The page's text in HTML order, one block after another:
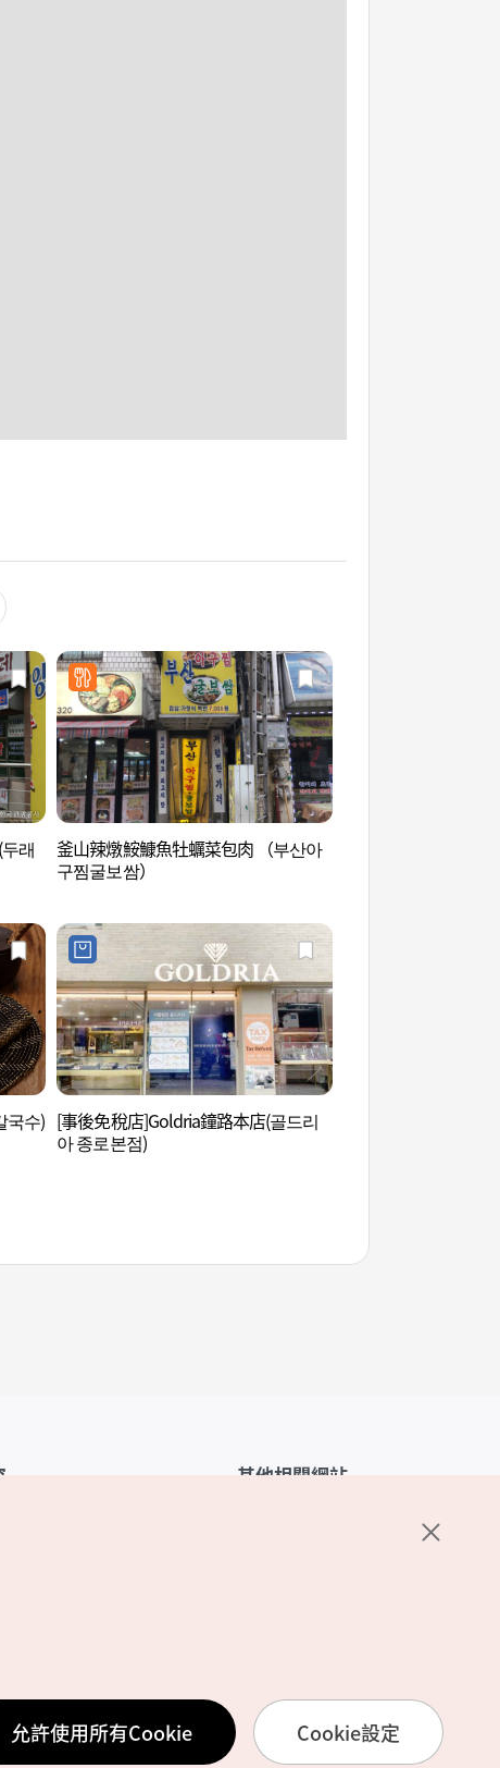
래
釜山辣燉鮟鱇魚牡蠣菜包肉 （부산아
구찜굴보쌈）
국수) [事後免稅店]Goldria鐘路本店(골드리
아 종로본점)
務使用條款
訊處理方針
其他相關網站
允許使用所有Cookie Cookie設定